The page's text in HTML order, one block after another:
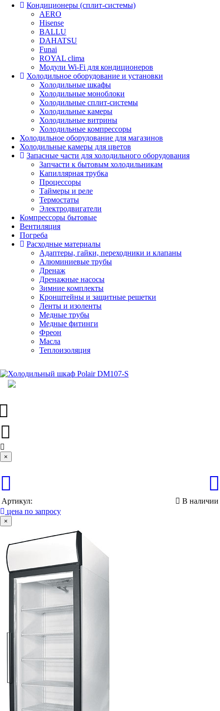
Кондиционеры (сплит-системы)
AERO
Hisense
BALLU
DAHATSU
Funai
ROYAL clima
Модули Wi-Fi для кондиционеров
Холодильное оборудование и установки
Холодильные шкафы
Холодильные моноблоки
Холодильные сплит-системы
Холодильные камеры
Холодильные витрины
Холодильные компрессоры
Холодильное оборудование для магазинов
Холодильные камеры для цветов
Запасные части для холодильного оборудования
Запчасти к бытовым холодильникам
Капиллярная трубка
Процессоры
Таймеры и реле
Термостаты
Электродвигатели
Компрессоры бытовые
Вентиляция
Погреба
Расходные материалы
Адаптеры, гайки, переходники и клапаны
Алюминиевые трубы
Дренаж
Дренажные насосы
Зимние комплекты
Кронштейны и защитные решетки
Ленты и изоленты
Медные трубы
Медные фитинги
Фреон
Масла
Теплоизоляция
×
Артикул:
В наличии
цена по запросу
×